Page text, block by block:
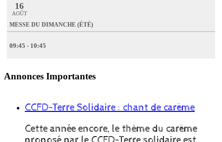
16
AOÛT
MESSE DU DIMANCHE (ÉTÉ)
09:45 - 10:45
Annonces Importantes
CCFD-Terre Solidaire : chant de carême
Cette année encore, le thème du carême